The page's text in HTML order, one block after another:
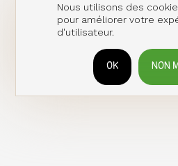
Nous utilisons des
pour améliorer votre
d'utilisateur.
NON
OK
RETIRER LE